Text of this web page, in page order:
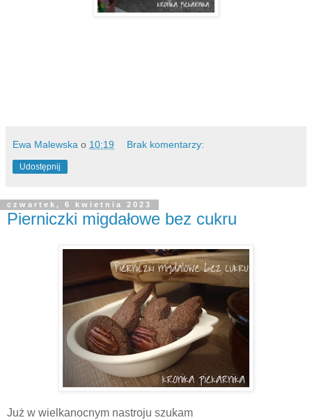
Ewa Malewska o 10:19 Brak komentarzy:
Udostępnij
czwartek, 6 kwietnia 2023
Pierniczki migdałowe bez cukru
Już w wielkanocnym nastroju szukam